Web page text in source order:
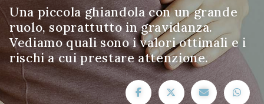
Una piccola ghiandola con un grande
ruolo, soprattutto in gravidanza.
Vediamo quali sono i valori ottimali e i
rischi a cui prestare attenzione.